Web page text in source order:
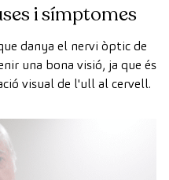
i símptomes
danya el nervi òptic de
una bona visió, ja que és
visual de l'ull al cervell.